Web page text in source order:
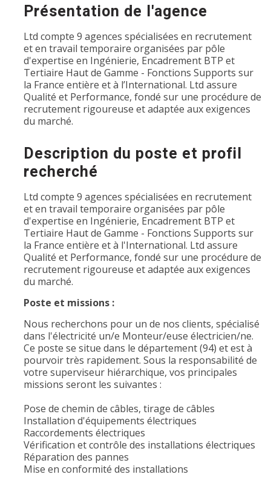
Présentation de l'agence
Ltd compte 9 agences spécialisées en recrutement
et en travail temporaire organisées par pôle
d'expertise en Ingénierie, Encadrement BTP et
Tertiaire Haut de Gamme - Fonctions Supports sur
la France entière et à l’International. Ltd assure
Qualité et Performance, fondé sur une procédure de
recrutement rigoureuse et adaptée aux exigences
du marché.
Description du poste et profil
recherché
Ltd compte 9 agences spécialisées en recrutement
et en travail temporaire organisées par pôle
d'expertise en Ingénierie, Encadrement BTP et
Tertiaire Haut de Gamme - Fonctions Supports sur
la France entière et à l'International. Ltd assure
Qualité et Performance, fondé sur une procédure de
recrutement rigoureuse et adaptée aux exigences
du marché.
Poste et missions :
Nous recherchons pour un de nos clients, spécialisé
dans l'électricité un/e Monteur/euse électricien/ne.
Ce poste se situe dans le département (94) et est à
pourvoir très rapidement. Sous la responsabilité de
votre superviseur hiérarchique, vos principales
missions seront les suivantes :
Pose de chemin de câbles, tirage de câbles
Installation d'équipements électriques
Raccordements électriques
Vérification et contrôle des installations électriques
Réparation des pannes
Mise en conformité des installations